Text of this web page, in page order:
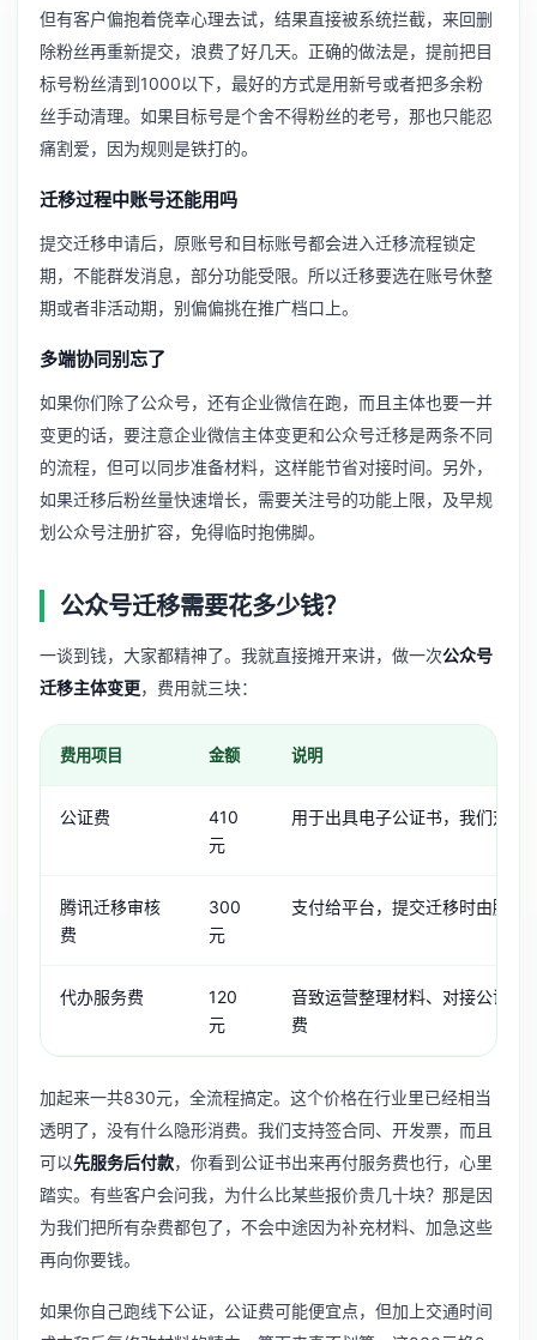
但有客户偏抱着侥幸心理去试，结果直接被系统拦截，来回删
除粉丝再重新提交，浪费了好几天。正确的做法是，提前把目
标号粉丝清到1000以下，最好的方式是用新号或者把多余粉
丝手动清理。如果目标号是个舍不得粉丝的老号，那也只能忍
痛割爱，因为规则是铁打的。
迁移过程中账号还能用吗
提交迁移申请后，原账号和目标账号都会进入迁移流程锁定
期，不能群发消息，部分功能受限。所以迁移要选在账号休整
期或者非活动期，别偏偏挑在推广档口上。
多端协同别忘了
如果你们除了公众号，还有企业微信在跑，而且主体也要一并
变更的话，要注意企业微信主体变更和公众号迁移是两条不同
的流程，但可以同步准备材料，这样能节省对接时间。另外，
如果迁移后粉丝量快速增长，需要关注号的功能上限，及早规
划 公众号注册扩容，免得临时抱佛脚。
公众号迁移需要花多少钱？
一谈到钱，大家都精神了。我就直接摊开来讲，做一次公众号
迁移主体变更，费用就三块：
费用项目 金额 说明
公证费
410
元
用于出具电子公证书，我们对接
腾讯迁移审核
费
300
元
支付给平台，提交迁移时由腾讯
代办服务费
120
元
音致运营整理材料、对接公证、
费
加起来一共830元，全流程搞定。这个价格在行业里已经相当
透明了，没有什么隐形消费。我们支持签合同、开发票，而且
可以先服务后付款，你看到公证书出来再付服务费也行，心里
踏实。有些客户会问我，为什么比某些报价贵几十块？那是因
为我们把所有杂费都包了，不会中途因为补充材料、加急这些
再向你要钱。
如果你自己跑线下公证，公证费可能便宜点，但加上交通时间